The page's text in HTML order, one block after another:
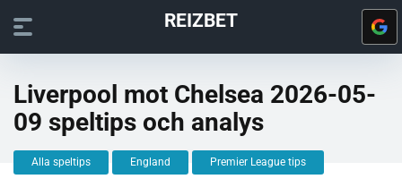
REIZBET
Liverpool mot Chelsea 2026-05-
09 speltips och analys
Alla speltips England Premier League tips